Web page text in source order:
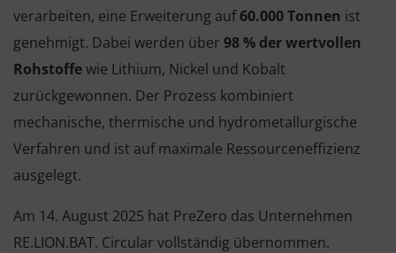
verarbeiten, eine Erweiterung auf60.000 Tonnen ist
genehmigt. Dabei werden über 98 % der wertvollen
Rohstoffewie Lithium, Nickel und Kobalt
zurückgewonnen. Der Prozess kombiniert
mechanische, thermische und hydrometallurgische
Verfahren und ist auf maximale Ressourceneffizienz
ausgelegt.
Am 14. August 2025 hat PreZero das Unternehmen
RE.LION.BAT. Circular vollständig übernommen.